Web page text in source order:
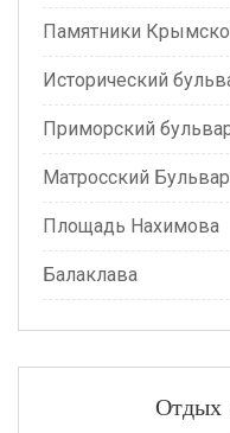
Памятники
Исторический
Приморский
Матросский Бульвар
Площадь Нахимова
Балаклава
Отдых